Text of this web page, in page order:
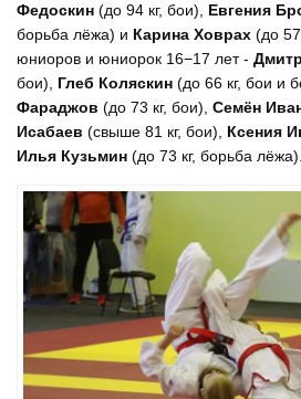
Федоскин (до 94 кг, бои), Евгения
борьба лёжа) и Карина Ховрах (до
юниоров и юниорок 16−17 лет -
бои), Глеб Коляскин (до 66 кг, бои и
Фараджов (до 73 кг, бои), Семён
Исабаев (свыше 81 кг, бои), Ксения
Илья Кузьмин (до 73 кг, борьба лёжа).